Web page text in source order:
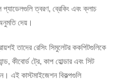
প্যাডেলগুলি ত্বরণ, ব্রেকিং এবং ক্লাচ
দেয়।
তাদের রেসিং সিমুলেটর ককপিটগুলিকে
কীবোর্ড ট্রে, কাপ হোল্ডার এবং সিট
এই কাস্টমাইজেশন বিকল্পগুলি
যাচাই করার জন্য অনুগ্রহ করে নীচে